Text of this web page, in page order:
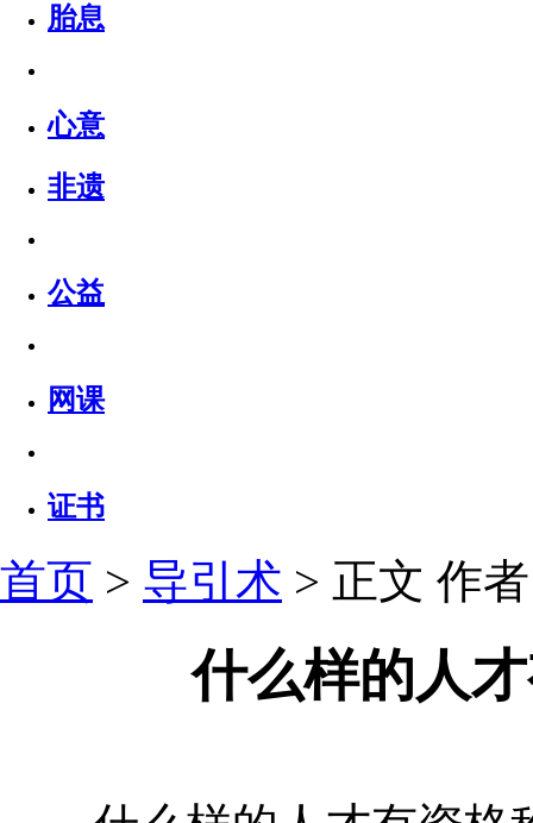
胎息
心意
非遗
公益
网课
证书
首页 > 导引术 > 正文 作
什么样的人